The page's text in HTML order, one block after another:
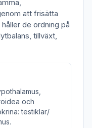
att frisätta
de ordning på
tillväxt,
och
testiklar/